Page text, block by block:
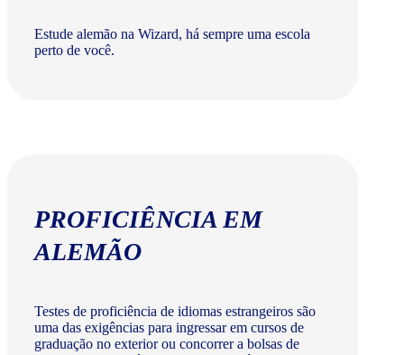
Estude alemão na Wizard, há sempre uma escola
perto de você.
PROFICIÊNCIA EM
ALEMÃO
Testes de proficiência de idiomas estrangeiros são
uma das exigências para ingressar em cursos de
graduação no exterior ou concorrer a bolsas de